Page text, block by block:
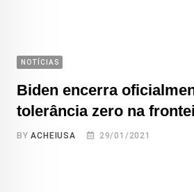
NOTÍCIAS
Biden encerra
tolerância zero na
BYACHEIUSA 29/01/2021